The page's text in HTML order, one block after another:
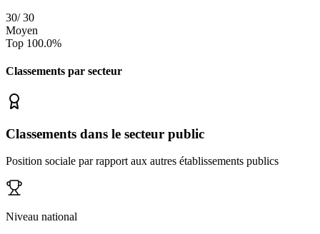
30/30
Moyen
Top 100.0%
Classements par secteur
Classements dans le secteur public
Position sociale par rapport aux autres établissements publics
Niveau national